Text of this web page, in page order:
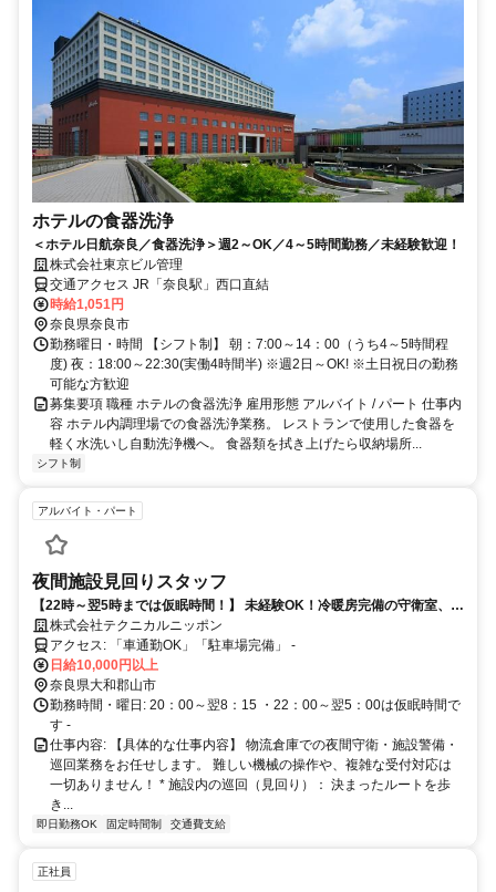
ホテルの食器洗浄
＜ホテル日航奈良／食器洗浄＞週2～OK／4～5時間勤務／未経験歓迎！
株式会社東京ビル管理
交通アクセス JR「奈良駅」西口直結
時給1,051円
奈良県奈良市
勤務曜日・時間 【シフト制】 朝：7:00～14：00（うち4～5時間程
度) 夜：18:00～22:30(実働4時間半) ※週2日～OK! ※土日祝日の勤務
可能な方歓迎
募集要項 職種 ホテルの食器洗浄 雇用形態 アルバイト / パート 仕事内
容 ホテル内調理場での食器洗浄業務。 レストランで使用した食器を
軽く水洗いし自動洗浄機へ。 食器類を拭き上げたら収納場所...
シフト制
アルバイト・パート
夜間施設見回りスタッフ
【22時～翌5時までは仮眠時間！】 未経験OK！冷暖房完備の守衛室、無
理なく働ける環境を整えています。
株式会社テクニカルニッポン
アクセス: 「車通勤OK」「駐車場完備」 -
日給10,000円以上
奈良県大和郡山市
勤務時間・曜日: 20：00～翌8：15 ・22：00～翌5：00は仮眠時間で
す -
仕事内容: 【具体的な仕事内容】 物流倉庫での夜間守衛・施設警備・
巡回業務をお任せします。 難しい機械の操作や、複雑な受付対応は
一切ありません！ * 施設内の巡回（見回り）： 決まったルートを歩
き...
即日勤務OK 固定時間制 交通費支給
正社員